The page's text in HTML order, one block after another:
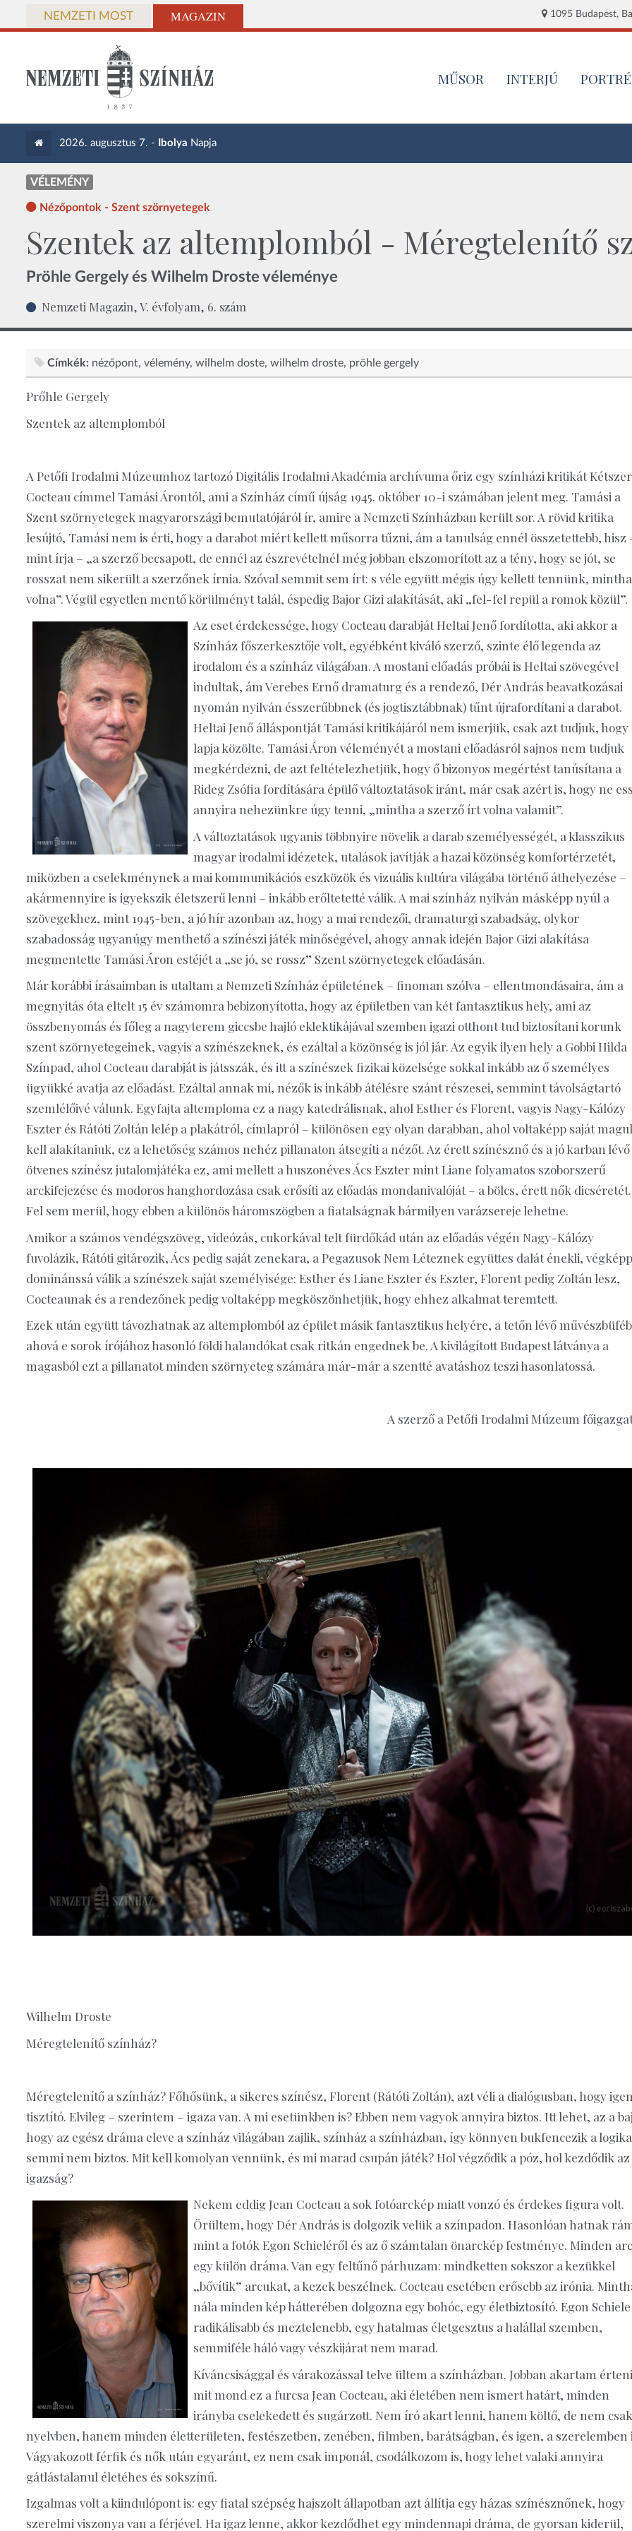
NEMZETI MOST MAGAZIN 1095 Budapest,
MŰSOR INTERJÚ PORTRÉ
2026. augusztus 7. - Ibolya Napja
VÉLEMÉNY
Nézőpontok - Szent szörnyetegek
Szentek az altemplomból - Méregtelenítő
Pröhle Gergely és Wilhelm Droste véleménye
Nemzeti Magazin, V. évfolyam, 6. szám
Címkék: nézőpont vélemény wilhelm doste wilhelm droste pröhle gergely
Prőhle Gergely
Szentek az altemplomból
A Petőfi Irodalmi Múzeumhoz tartozó Digitális Irodalmi Akadémia archívuma őriz egy színházi kritikát Kétszer
Cocteau címmel Tamási Árontól, ami a Színház című újság 1945. október 10-i számában jelent meg. Tamási a
Szent szörnyetegek magyarországi bemutatójáról ír, amire a Nemzeti Színházban került sor. A rövid kritika
lesújtó, Tamási nem is érti, hogy a darabot miért kellett műsorra tűzni, ám a tanulság ennél összetettebb, hisz
mint írja – „a szerző becsapott, de ennél az észrevételnél még jobban elszomorított az a tény, hogy se jót, se
rosszat nem sikerült a szerzőnek írnia. Szóval semmit sem írt: s véle együtt mégis úgy kellett tennünk,
volna”. Végül egyetlen mentő körülményt talál, éspedig Bajor Gizi alakítását, aki „fel-fel repül a romok közül”.
Az eset érdekessége, hogy Cocteau darabját Heltai Jenő fordította, aki akkor a
Színház főszerkesztője volt, egyébként kiváló szerző, szinte élő legenda az
irodalom és a színház világában. A mostani előadás próbái is Heltai szövegével
indultak, ám Verebes Ernő dramaturg és a rendező, Dér András beavatkozásai
nyomán nyilván ésszerűbbnek (és jogtisztábbnak) tűnt újrafordítani a darabot.
Heltai Jenő álláspontját Tamási kritikájáról nem ismerjük, csak azt tudjuk, hogy
lapja közölte. Tamási Áron véleményét a mostani előadásról sajnos nem tudjuk
megkérdezni, de azt feltételezhetjük, hogy ő bizonyos megértést tanúsítana a
Rideg Zsófia fordítására épülő változtatások iránt, már csak azért is, hogy ne
annyira nehezünkre úgy tenni, „mintha a szerző írt volna valamit”.
A változtatások ugyanis többnyire növelik a darab személyességét, a klasszikus
magyar irodalmi idézetek, utalások javítják a hazai közönség komfortérzetét,
miközben a cselekménynek a mai kommunikációs eszközök és vizuális kultúra világába történő áthelyezése –
akármennyire is igyekszik életszerű lenni – inkább erőltetetté válik. A mai színház nyilván másképp nyúl a
szövegekhez, mint 1945-ben, a jó hír azonban az, hogy a mai rendezői, dramaturgi szabadság, olykor
szabadosság ugyanúgy menthető a színészi játék minőségével, ahogy annak idején Bajor Gizi alakítása
megmentette Tamási Áron estéjét a „se jó, se rossz” Szent szörnyetegek előadásán.
Már korábbi írásaimban is utaltam a Nemzeti Színház épületének – finoman szólva – ellentmondásaira, ám a
megnyitás óta eltelt 15 év számomra bebizonyította, hogy az épületben van két fantasztikus hely, ami az
összbenyomás és főleg a nagyterem giccsbe hajló eklektikájával szemben igazi otthont tud biztosítani korunk
szent szörnyetegeinek, vagyis a színészeknek, és ezáltal a közönség is jól jár. Az egyik ilyen hely a Gobbi Hilda
Színpad, ahol Cocteau darabját is játsszák, és itt a színészek fizikai közelsége sokkal inkább az ő személyes
ügyükké avatja az előadást. Ezáltal annak mi, nézők is inkább átélésre szánt részesei, semmint távolságtartó
szemlélőivé válunk. Egyfajta altemploma ez a nagy katedrálisnak, ahol Esther és Florent, vagyis Nagy-Kálózy
Eszter és Rátóti Zoltán lelép a plakátról, címlapról – különösen egy olyan darabban, ahol voltaképp saját
kell alakítaniuk, ez a lehetőség számos nehéz pillanaton átsegíti a nézőt. Az érett színésznő és a jó karban lévő
ötvenes színész jutalomjátéka ez, ami mellett a huszonéves Ács Eszter mint Liane folyamatos szoborszerű
arckifejezése és modoros hanghordozása csak erősíti az előadás mondanivalóját – a bölcs, érett nők dicséretét.
Fel sem merül, hogy ebben a különös háromszögben a fiatalságnak bármilyen varázsereje lehetne.
Amikor a számos vendégszöveg, videózás, cukorkával telt fürdőkád után az előadás végén Nagy-Kálózy
fuvolázik, Rátóti gitározik, Ács pedig saját zenekara, a Pegazusok Nem Léteznek együttes dalát énekli, végképp
dominánssá válik a színészek saját személyisége: Esther és Liane Eszter és Eszter, Florent pedig Zoltán lesz,
Cocteaunak és a rendezőnek pedig voltaképp megköszönhetjük, hogy ehhez alkalmat teremtett.
Ezek után együtt távozhatnak az altemplomból az épület másik fantasztikus helyére, a tetőn lévő
ahová e sorok írójához hasonló földi halandókat csak ritkán engednek be. A kivilágított Budapest látványa a
magasból ezt a pillanatot minden szörnyeteg számára már-már a szentté avatáshoz teszi hasonlatossá.
A szerző a Petőfi Irodalmi Múzeum
Wilhelm Droste
Méregtelenítő színház?
Méregtelenítő a színház? Főhősünk, a sikeres színész, Florent (Rátóti Zoltán), azt véli a dialógusban, hogy
tisztító. Elvileg – szerintem – igaza van. A mi esetünkben is? Ebben nem vagyok annyira biztos. Itt lehet, az a
hogy az egész dráma eleve a színház világában zajlik, színház a színházban, így könnyen bukfencezik a
semmi nem biztos. Mit kell komolyan vennünk, és mi marad csupán játék? Hol végződik a póz, hol kezdődik az
igazság?
Nekem eddig Jean Cocteau a sok fotóarckép miatt vonzó és érdekes figura volt.
Örültem, hogy Dér András is dolgozik velük a színpadon. Hasonlóan hatnak
mint a fotók Egon Schieléről és az ő számtalan önarckép festménye. Minden arc
egy külön dráma. Van egy feltűnő párhuzam: mindketten sokszor a kezükkel
„bővítik” arcukat, a kezek beszélnek. Cocteau esetében erősebb az irónia.
nála minden kép hátterében dolgozna egy bohóc, egy életbiztosító. Egon Schiele
radikálisabb és meztelenebb, egy hatalmas életgesztus a halállal szemben,
semmiféle háló vagy vészkijárat nem marad.
Kíváncsisággal és várakozással telve ültem a színházban. Jobban akartam
mit mond ez a furcsa Jean Cocteau, aki életében nem ismert határt, minden
irányba cselekedett és sugárzott. Nem író akart lenni, hanem költő, de nem
nyelvben, hanem minden életterületen, festészetben, zenében, filmben, barátságban, és igen, a szerelemben
Vágyakozott férfik és nők után egyaránt, ez nem csak imponál, csodálkozom is, hogy lehet valaki annyira
gátlástalanul életéhes és sokszínű.
Izgalmas volt a kiindulópont is: egy fiatal szépség hajszolt állapotban azt állítja egy házas színésznőnek, hogy
szerelmi viszonya van a férjével. Ha igaz lenne, akkor kezdődhet egy mindennapi dráma, de gyorsan kiderül,